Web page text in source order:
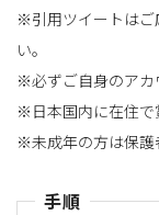
※引用ツイートはご
い。
※必ずご自身のアカ
※日本国内に在住で
※未成年の方は保護
手順